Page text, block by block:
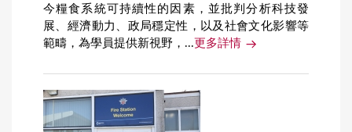
今糧食系統可持續性的因素，並批判分析科技發
展、經濟動力、政局穩定性，以及社會文化影響等
範疇，為學員提供新視野，... 更多詳情